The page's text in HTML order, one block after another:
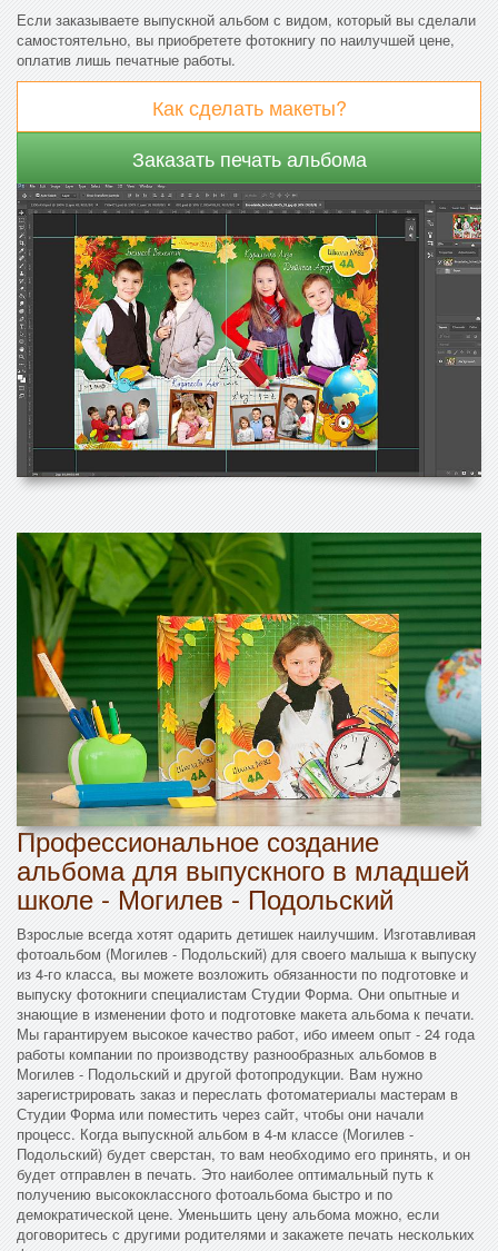
Если заказываете выпускной альбом с видом, который вы сделали
самостоятельно, вы приобретете фотокнигу по наилучшей цене,
оплатив лишь печатные работы.
Как сделать макеты?
Заказать печать альбома
Профессиональное создание
альбома для выпускного в младшей
школе - Могилев - Подольский
Взрослые всегда хотят одарить детишек наилучшим. Изготавливая
фотоальбом (Могилев - Подольский) для своего малыша к выпуску
из 4-го класса, вы можете возложить обязанности по подготовке и
выпуску фотокниги специалистам Студии Форма. Они опытные и
знающие в изменении фото и подготовке макета альбома к печати.
Мы гарантируем высокое качество работ, ибо имеем опыт - 24 года
работы компании по производству разнообразных альбомов в
Могилев - Подольский и другой фотопродукции. Вам нужно
зарегистрировать заказ и переслать фотоматериалы мастерам в
Студии Форма или поместить через сайт, чтобы они начали
процесс. Когда выпускной альбом в 4-м классе (Могилев -
Подольский) будет сверстан, то вам необходимо его принять, и он
будет отправлен в печать. Это наиболее оптимальный путь к
получению высококлассного фотоальбома быстро и по
демократической цене. Уменьшить цену альбома можно, если
договоритесь с другими родителями и закажете печать нескольких